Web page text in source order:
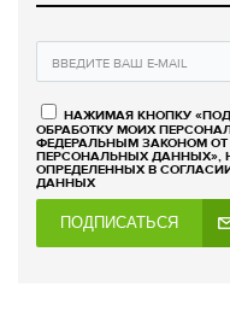
НАЖИМАЯ КНОПКУ
ОБРАБОТКУ МОИХ
ФЕДЕРАЛЬНЫМ ЗАКОНОМ ОТ
ПЕРСОНАЛЬНЫХ ДАННЫХ»,
ОПРЕДЕЛЕННЫХ В
ДАННЫХ
ПОДПИСАТЬСЯ